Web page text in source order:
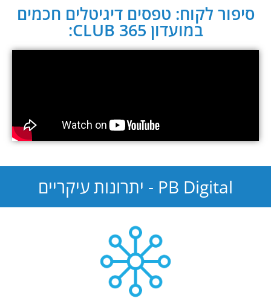
סיפור לקוח: טפסים דיגיטלים חכמים
במועדון CLUB 365:
PB Digital - יתרונות עיקריים